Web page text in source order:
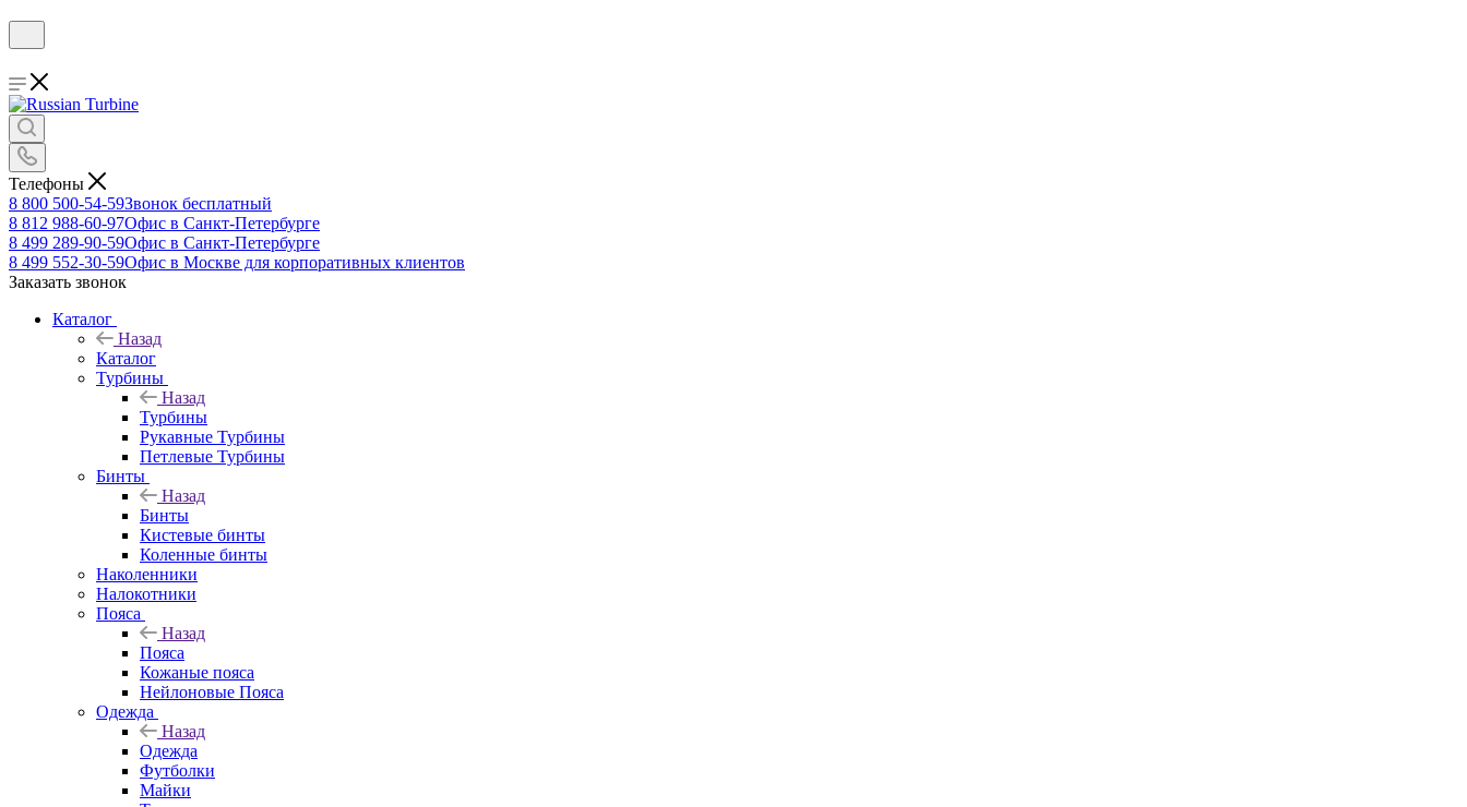
Телефоны
8 800 500-54-59Звонок бесплатный
8 812 988-60-97Офис в Санкт-Петербурге
8 499 289-90-59Офис в Санкт-Петербурге
8 499 552-30-59Офис в Москве для корпоративных клиентов
Заказать звонок
Каталог
Назад
Каталог
Турбины
Назад
Турбины
Рукавные Турбины
Петлевые Турбины
Бинты
Назад
Бинты
Кистевые бинты
Коленные бинты
Наколенники
Налокотники
Пояса
Назад
Пояса
Кожаные пояса
Нейлоновые Пояса
Одежда
Назад
Одежда
Футболки
Майки